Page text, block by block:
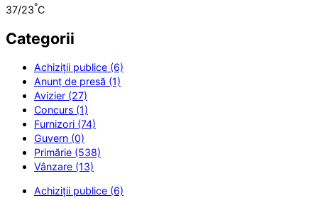
37/23°C
Categorii
Achiziții publice (6)
Anunț de presă (1)
Avizier (27)
Concurs (1)
Furnizori (74)
Guvern (0)
Primărie (538)
Vânzare (13)
Achiziții publice (6)